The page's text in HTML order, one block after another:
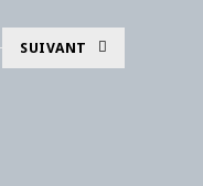
SUIVANT